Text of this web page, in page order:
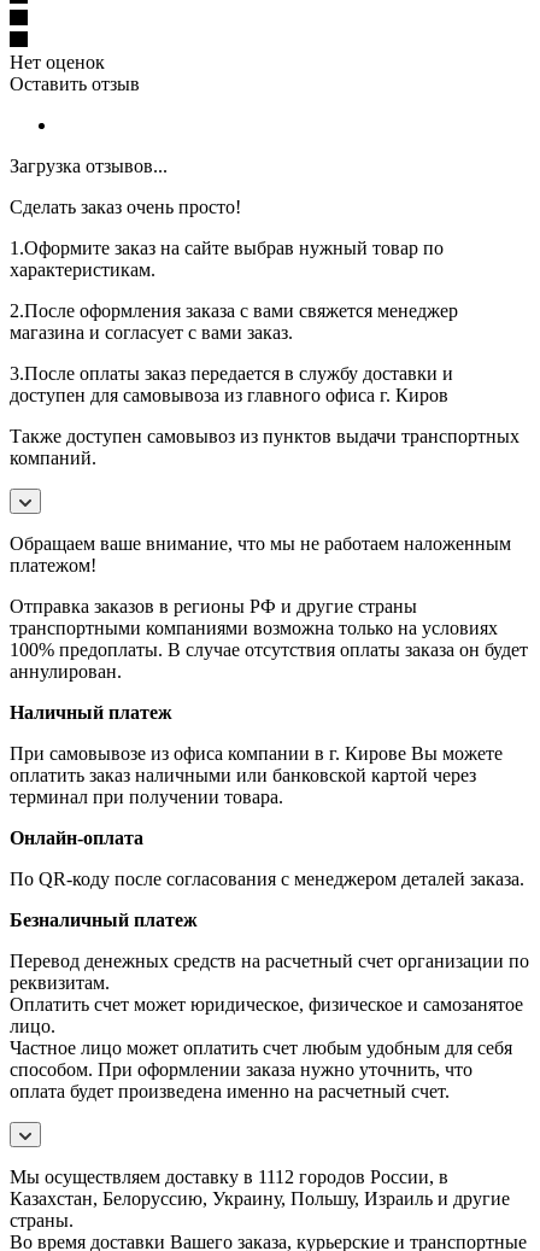
Нет оценок
Оставить отзыв
Загрузка отзывов...
Сделать заказ очень просто!
1.Оформите заказ на сайте выбрав нужный товар по
характеристикам.
2.После оформления заказа с вами свяжется менеджер
магазина и согласует с вами заказ.
3.После оплаты заказ передается в службу доставки и
доступен для самовывоза из главного офиса г. Киров
Также доступен самовывоз из пунктов выдачи транспортных
компаний.
Обращаем ваше внимание, что мы не работаем наложенным
платежом!
Отправка заказов в регионы РФ и другие страны
транспортными компаниями возможна только на условиях
100% предоплаты. В случае отсутствия оплаты заказа он будет
аннулирован.
Наличный платеж
При самовывозе из офиса компании в г. Кирове Вы можете
оплатить заказ наличными или банковской картой через
терминал при получении товара.
Онлайн-оплата
По QR-коду после согласования с менеджером деталей заказа.
Безналичный платеж
Перевод денежных средств на расчетный счет организации по
реквизитам.
Оплатить счет может юридическое, физическое и самозанятое
лицо.
Частное лицо может оплатить счет любым удобным для себя
способом. При оформлении заказа нужно уточнить, что
оплата будет произведена именно на расчетный счет.
Мы осуществляем доставку в 1112 городов России, в
Казахстан, Белоруссию, Украину, Польшу, Израиль и другие
страны.
Во время доставки Вашего заказа, курьерские и транспортные